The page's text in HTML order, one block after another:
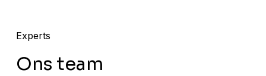
Experts
Ons team